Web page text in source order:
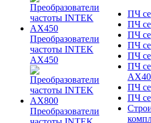
Преобразователи
частоты INTEK
AX450
Преобразователи
ПЧ
ПЧ
ПЧ
ПЧ
ПЧ
ПЧ
ПЧ
ПЧ